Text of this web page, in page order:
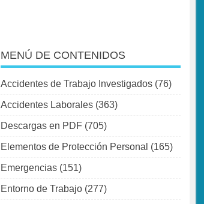
MENÚ DE CONTENIDOS
Accidentes de Trabajo Investigados (76)
Accidentes Laborales (363)
Descargas en PDF (705)
Elementos de Protección Personal (165)
Emergencias (151)
Entorno de Trabajo (277)